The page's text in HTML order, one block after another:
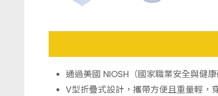
通過美國 NIOSH（國家職業安全與健
V型折疊式設計，攜帶方便且重量輕，